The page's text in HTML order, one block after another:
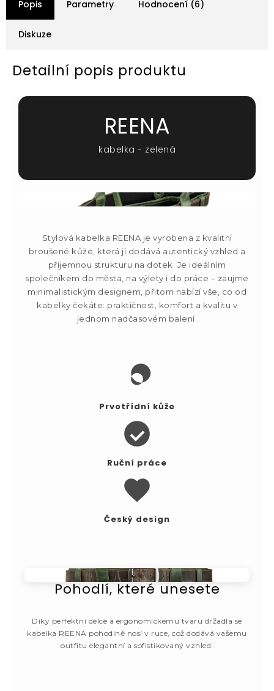
Popis Parametry Hodnocení (6)
Diskuze
Detailní popis produktu
REENA
kabelka - zelená
Stylová kabelka REENA je vyrobena z kvalitní
broušené kůže, která ji dodává autentický vzhled a
příjemnou strukturu na dotek. Je ideálním
společníkem do města, na výlety i do práce – zaujme
minimalistickým designem, přitom nabízí vše, co od
kabelky čekáte: praktičnost, komfort a kvalitu v
jednom nadčasovém balení.
Prvotřídní kůže
Ruční práce
Český design
Pohodlí, které unesete
Díky perfektní délce a ergonomickému tvaru držadla se
kabelka REENA pohodlně nosí v ruce, což dodává vašemu
outfitu elegantní a sofistikovaný vzhled.